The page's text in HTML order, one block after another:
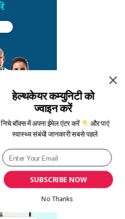
SUBSCRIBE NOW
हेल्थकेयर कम्युनिटी को
ज्वाइन करें
निचे बॉक्स में अपना ईमेल एंटर करें और पाएं
स्वास्थ्य संबंधी जानकारी सबसे पहले
No Thanks